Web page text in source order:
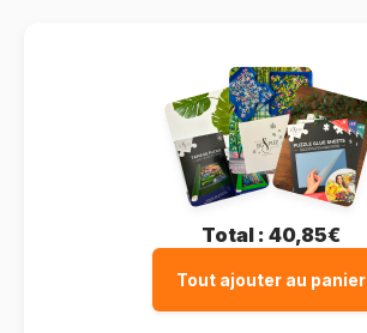
Total : 40,85€
Tout ajouter au panier